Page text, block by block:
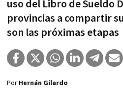
uso del Libro de Sueldo
provincias a compartir
son las próximas etapas
Por Hernán Gilardo